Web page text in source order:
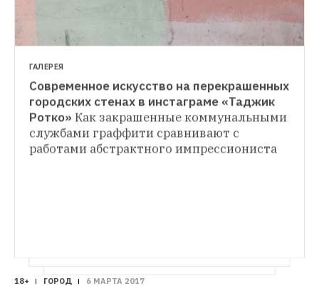
ГАЛЕРЕЯ
Современное искусство на перекрашенных
городских стенах в инстаграме «Таджик
Ротко» Как закрашенные коммунальными
службами граффити сравнивают с
работами абстрактного импрессиониста
18+ ГОРОД 6 МАРТА 2017